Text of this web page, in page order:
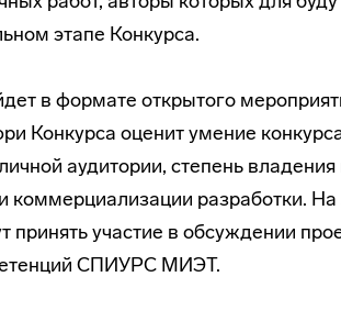
этапе Конкурса.
в формате открытого
Конкурса оценит умение
аудитории, степень
коммерциализации разработки.
принять участие в обсуждении
СПИУРС МИЭТ.